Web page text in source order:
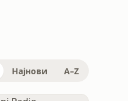
Најнови A–Z